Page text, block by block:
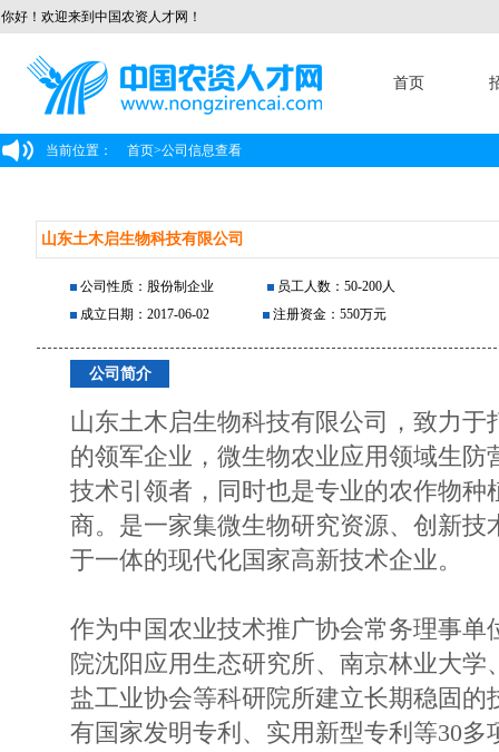
你好！欢迎来到中国农资人才网！
首页
当前位置： 首页>公司信息查看
山东土木启生物科技有限公司
公司性质：股份制企业
员工人数：50-200人
成立日期：2017-06-02
注册资金：550万元
公司简介
山东土木启生物科技有限公司，致力
的领军企业，微生物农业应用领域生
技术引领者，同时也是专业的农作物种
商。是一家集微生物研究资源、创新技
于一体的现代化国家高新技术企业。
作为中国农业技术推广协会常务理事单
院沈阳应用生态研究所、南京林业大
盐工业协会等科研院所建立长期稳固的
有国家发明专利、实用新型专利等30